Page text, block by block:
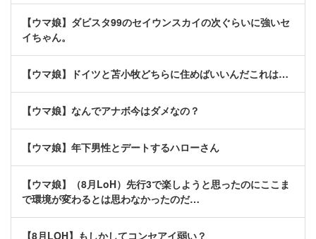
【ウマ娘】ダビスタ99のセイウンスカイの次ぐらいに強いセ
イちゃん。
【ウマ娘】ドイツと苫小牧どちらに住めばいいんだこれは…
【ウマ娘】なんでアナボ今はダメなの？
【ウマ娘】年下男性とデートするハローさん
【ウマ娘】（8月LoH）先行3で楽しようと思ったのにここま
で環境が変わるとは思わなかったのだ…
【8月LOH】もしかしてコンセアイ弱い？